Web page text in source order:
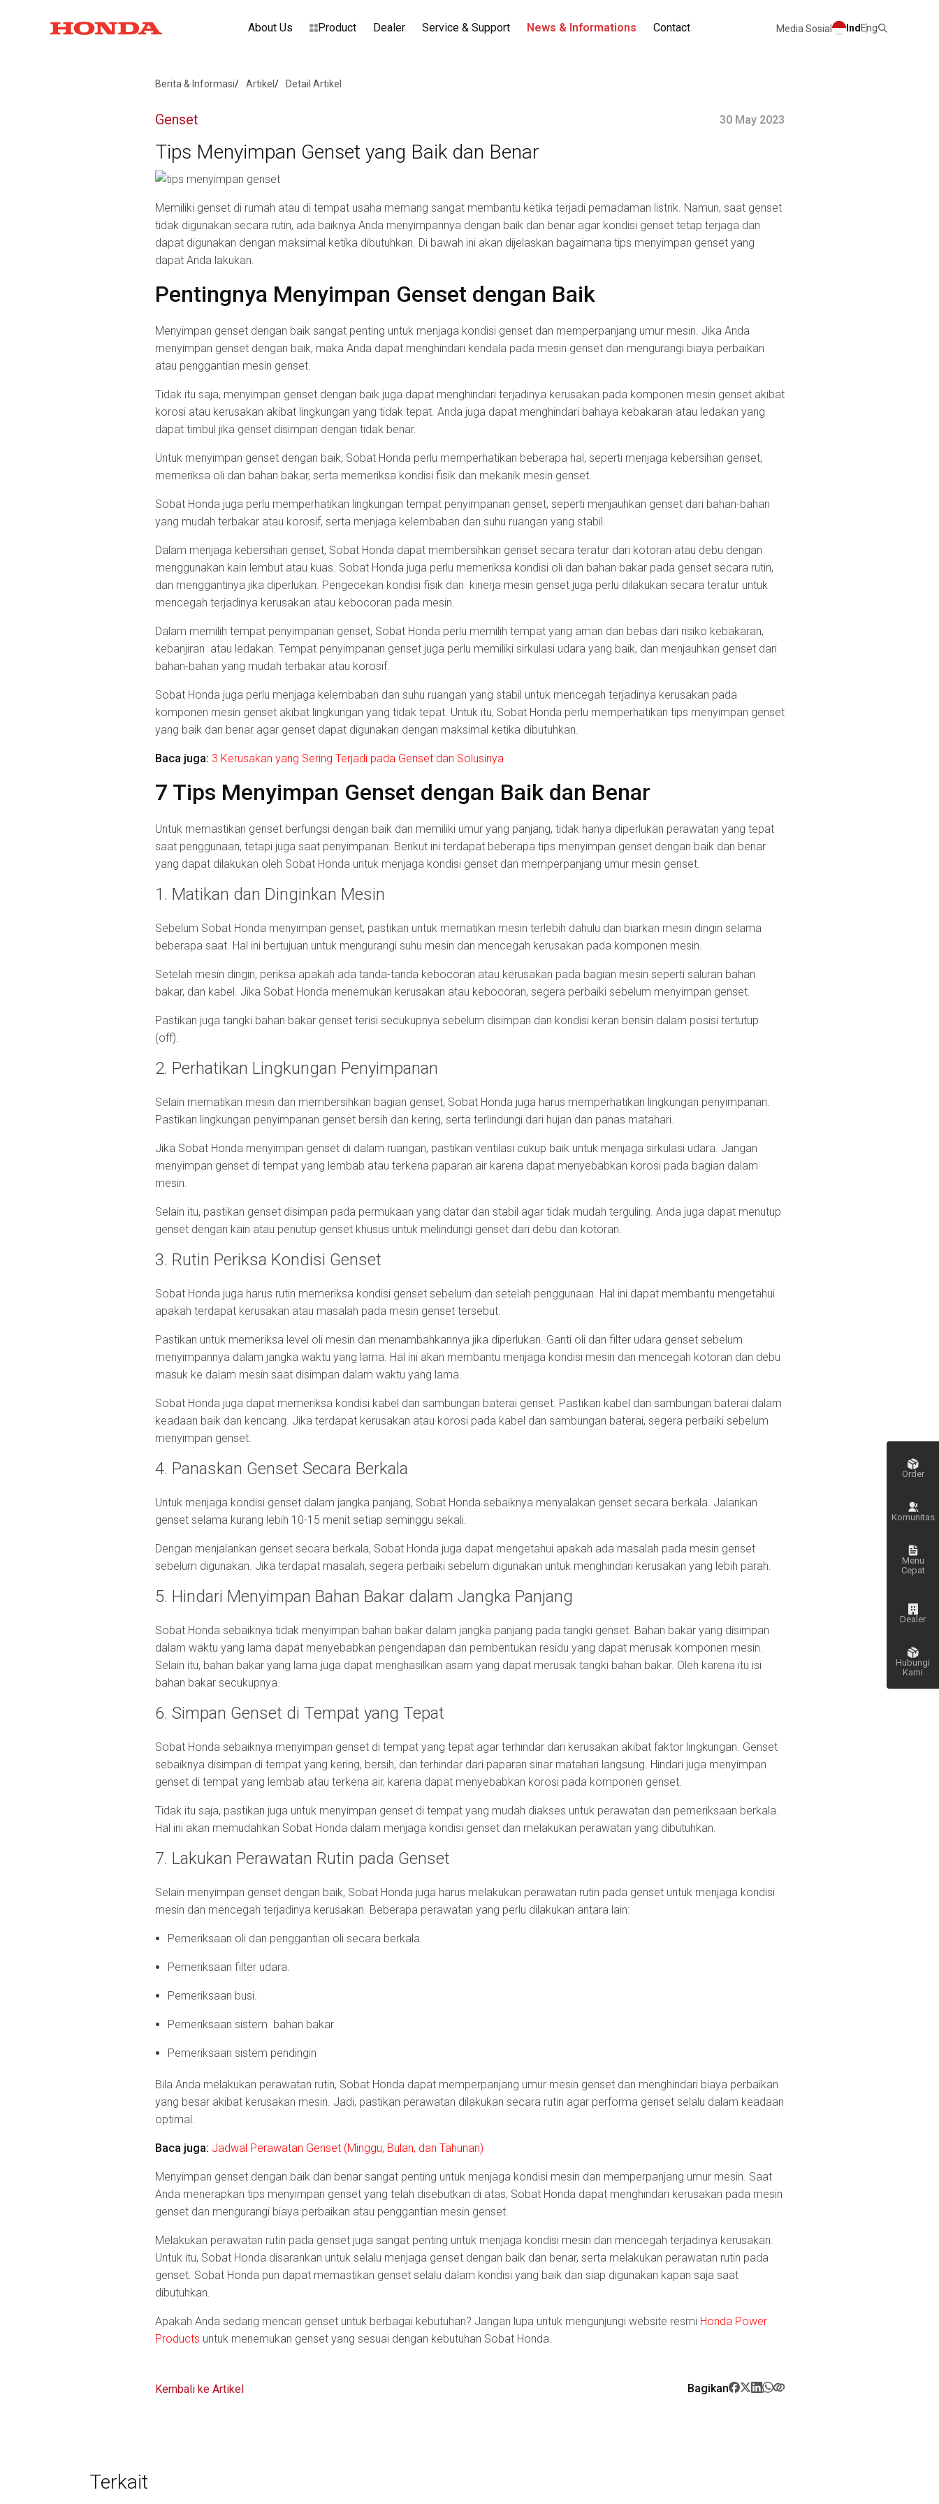
About Us Product Dealer Service & Support News & Informations Contact Media Sosial Ind Eng
Order
Komunitas
Menu
Cepat
Dealer
Hubungi
Kami
Berita & Informasi Artikel Detail Artikel
Genset 30 May 2023
Tips Menyimpan Genset yang Baik dan Benar
Memiliki genset di rumah atau di tempat usaha memang sangat membantu ketika terjadi pemadaman listrik. Namun, saat genset
tidak digunakan secara rutin, ada baiknya Anda menyimpannya dengan baik dan benar agar kondisi genset tetap terjaga dan
dapat digunakan dengan maksimal ketika dibutuhkan. Di bawah ini akan dijelaskan bagaimana tips menyimpan genset yang
dapat Anda lakukan.
Pentingnya Menyimpan Genset dengan Baik
Menyimpan genset dengan baik sangat penting untuk menjaga kondisi genset dan memperpanjang umur mesin. Jika Anda
menyimpan genset dengan baik, maka Anda dapat menghindari kendala pada mesin genset dan mengurangi biaya perbaikan
atau penggantian mesin genset.
Tidak itu saja, menyimpan genset dengan baik juga dapat menghindari terjadinya kerusakan pada komponen mesin genset akibat
korosi atau kerusakan akibat lingkungan yang tidak tepat. Anda juga dapat menghindari bahaya kebakaran atau ledakan yang
dapat timbul jika genset disimpan dengan tidak benar.
Untuk menyimpan genset dengan baik, Sobat Honda perlu memperhatikan beberapa hal, seperti menjaga kebersihan genset,
memeriksa oli dan bahan bakar, serta memeriksa kondisi fisik dan mekanik mesin genset.
Sobat Honda juga perlu memperhatikan lingkungan tempat penyimpanan genset, seperti menjauhkan genset dari bahan-bahan
yang mudah terbakar atau korosif, serta menjaga kelembaban dan suhu ruangan yang stabil.
Dalam menjaga kebersihan genset, Sobat Honda dapat membersihkan genset secara teratur dari kotoran atau debu dengan
menggunakan kain lembut atau kuas. Sobat Honda juga perlu memeriksa kondisi oli dan bahan bakar pada genset secara rutin,
dan menggantinya jika diperlukan. Pengecekan kondisi fisik dan kinerja mesin genset juga perlu dilakukan secara teratur untuk
mencegah terjadinya kerusakan atau kebocoran pada mesin.
Dalam memilih tempat penyimpanan genset, Sobat Honda perlu memilih tempat yang aman dan bebas dari risiko kebakaran,
kebanjiran atau ledakan. Tempat penyimpanan genset juga perlu memiliki sirkulasi udara yang baik, dan menjauhkan genset dari
bahan-bahan yang mudah terbakar atau korosif.
Sobat Honda juga perlu menjaga kelembaban dan suhu ruangan yang stabil untuk mencegah terjadinya kerusakan pada
komponen mesin genset akibat lingkungan yang tidak tepat. Untuk itu, Sobat Honda perlu memperhatikan tips menyimpan genset
yang baik dan benar agar genset dapat digunakan dengan maksimal ketika dibutuhkan.
Baca juga: 3 Kerusakan yang Sering Terjadi pada Genset dan Solusinya
7 Tips Menyimpan Genset dengan Baik dan Benar
Untuk memastikan genset berfungsi dengan baik dan memiliki umur yang panjang, tidak hanya diperlukan perawatan yang tepat
saat penggunaan, tetapi juga saat penyimpanan. Berikut ini terdapat beberapa tips menyimpan genset dengan baik dan benar
yang dapat dilakukan oleh Sobat Honda untuk menjaga kondisi genset dan memperpanjang umur mesin genset.
1. Matikan dan Dinginkan Mesin
Sebelum Sobat Honda menyimpan genset, pastikan untuk mematikan mesin terlebih dahulu dan biarkan mesin dingin selama
beberapa saat. Hal ini bertujuan untuk mengurangi suhu mesin dan mencegah kerusakan pada komponen mesin.
Setelah mesin dingin, periksa apakah ada tanda-tanda kebocoran atau kerusakan pada bagian mesin seperti saluran bahan
bakar, dan kabel. Jika Sobat Honda menemukan kerusakan atau kebocoran, segera perbaiki sebelum menyimpan genset.
Pastikan juga tangki bahan bakar genset terisi secukupnya sebelum disimpan dan kondisi keran bensin dalam posisi tertutup
(off).
2. Perhatikan Lingkungan Penyimpanan
Selain mematikan mesin dan membersihkan bagian genset, Sobat Honda juga harus memperhatikan lingkungan penyimpanan.
Pastikan lingkungan penyimpanan genset bersih dan kering, serta terlindungi dari hujan dan panas matahari.
Jika Sobat Honda menyimpan genset di dalam ruangan, pastikan ventilasi cukup baik untuk menjaga sirkulasi udara. Jangan
menyimpan genset di tempat yang lembab atau terkena paparan air karena dapat menyebabkan korosi pada bagian dalam
mesin.
Selain itu, pastikan genset disimpan pada permukaan yang datar dan stabil agar tidak mudah terguling. Anda juga dapat menutup
genset dengan kain atau penutup genset khusus untuk melindungi genset dari debu dan kotoran.
3. Rutin Periksa Kondisi Genset
Sobat Honda juga harus rutin memeriksa kondisi genset sebelum dan setelah penggunaan. Hal ini dapat membantu mengetahui
apakah terdapat kerusakan atau masalah pada mesin genset tersebut.
Pastikan untuk memeriksa level oli mesin dan menambahkannya jika diperlukan. Ganti oli dan filter udara genset sebelum
menyimpannya dalam jangka waktu yang lama. Hal ini akan membantu menjaga kondisi mesin dan mencegah kotoran dan debu
masuk ke dalam mesin saat disimpan dalam waktu yang lama.
Sobat Honda juga dapat memeriksa kondisi kabel dan sambungan baterai genset. Pastikan kabel dan sambungan baterai dalam
keadaan baik dan kencang. Jika terdapat kerusakan atau korosi pada kabel dan sambungan baterai, segera perbaiki sebelum
menyimpan genset.
4. Panaskan Genset Secara Berkala
Untuk menjaga kondisi genset dalam jangka panjang, Sobat Honda sebaiknya menyalakan genset secara berkala. Jalankan
genset selama kurang lebih 10-15 menit setiap seminggu sekali.
Dengan menjalankan genset secara berkala, Sobat Honda juga dapat mengetahui apakah ada masalah pada mesin genset
sebelum digunakan. Jika terdapat masalah, segera perbaiki sebelum digunakan untuk menghindari kerusakan yang lebih parah.
5. Hindari Menyimpan Bahan Bakar dalam Jangka Panjang
Sobat Honda sebaiknya tidak menyimpan bahan bakar dalam jangka panjang pada tangki genset. Bahan bakar yang disimpan
dalam waktu yang lama dapat menyebabkan pengendapan dan pembentukan residu yang dapat merusak komponen mesin.
Selain itu, bahan bakar yang lama juga dapat menghasilkan asam yang dapat merusak tangki bahan bakar. Oleh karena itu isi
bahan bakar secukupnya.
6. Simpan Genset di Tempat yang Tepat
Sobat Honda sebaiknya menyimpan genset di tempat yang tepat agar terhindar dari kerusakan akibat faktor lingkungan. Genset
sebaiknya disimpan di tempat yang kering, bersih, dan terhindar dari paparan sinar matahari langsung. Hindari juga menyimpan
genset di tempat yang lembab atau terkena air, karena dapat menyebabkan korosi pada komponen genset.
Tidak itu saja, pastikan juga untuk menyimpan genset di tempat yang mudah diakses untuk perawatan dan pemeriksaan berkala.
Hal ini akan memudahkan Sobat Honda dalam menjaga kondisi genset dan melakukan perawatan yang dibutuhkan.
7. Lakukan Perawatan Rutin pada Genset
Selain menyimpan genset dengan baik, Sobat Honda juga harus melakukan perawatan rutin pada genset untuk menjaga kondisi
mesin dan mencegah terjadinya kerusakan. Beberapa perawatan yang perlu dilakukan antara lain:
Pemeriksaan oli dan penggantian oli secara berkala.
Pemeriksaan filter udara.
Pemeriksaan busi.
Pemeriksaan sistem bahan bakar
Pemeriksaan sistem pendingin
Bila Anda melakukan perawatan rutin, Sobat Honda dapat memperpanjang umur mesin genset dan menghindari biaya perbaikan
yang besar akibat kerusakan mesin. Jadi, pastikan perawatan dilakukan secara rutin agar performa genset selalu dalam keadaan
optimal.
Baca juga: Jadwal Perawatan Genset (Minggu, Bulan, dan Tahunan)
Menyimpan genset dengan baik dan benar sangat penting untuk menjaga kondisi mesin dan memperpanjang umur mesin. Saat
Anda menerapkan tips menyimpan genset yang telah disebutkan di atas, Sobat Honda dapat menghindari kerusakan pada mesin
genset dan mengurangi biaya perbaikan atau penggantian mesin genset.
Melakukan perawatan rutin pada genset juga sangat penting untuk menjaga kondisi mesin dan mencegah terjadinya kerusakan.
Untuk itu, Sobat Honda disarankan untuk selalu menjaga genset dengan baik dan benar, serta melakukan perawatan rutin pada
genset. Sobat Honda pun dapat memastikan genset selalu dalam kondisi yang baik dan siap digunakan kapan saja saat
dibutuhkan.
Apakah Anda sedang mencari genset untuk berbagai kebutuhan? Jangan lupa untuk mengunjungi website resmi Honda Power
Products untuk menemukan genset yang sesuai dengan kebutuhan Sobat Honda.
Kembali ke Artikel Bagikan
Terkait